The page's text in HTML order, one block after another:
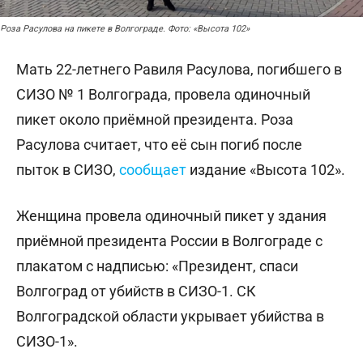
Роза Расулова на пикете в Волгограде. Фото: «Высота 102»
Мать 22-летнего Равиля Расулова, погибшего в
СИЗО № 1 Волгограда, провела одиночный
пикет около приёмной президента. Роза
Расулова считает, что её сын погиб после
пыток в СИЗО, сообщает издание «Высота 102».
Женщина провела одиночный пикет у здания
приёмной президента России в Волгограде с
плакатом с надписью: «Президент, спаси
Волгоград от убийств в СИЗО-1. СК
Волгоградской области укрывает убийства в
СИЗО-1».